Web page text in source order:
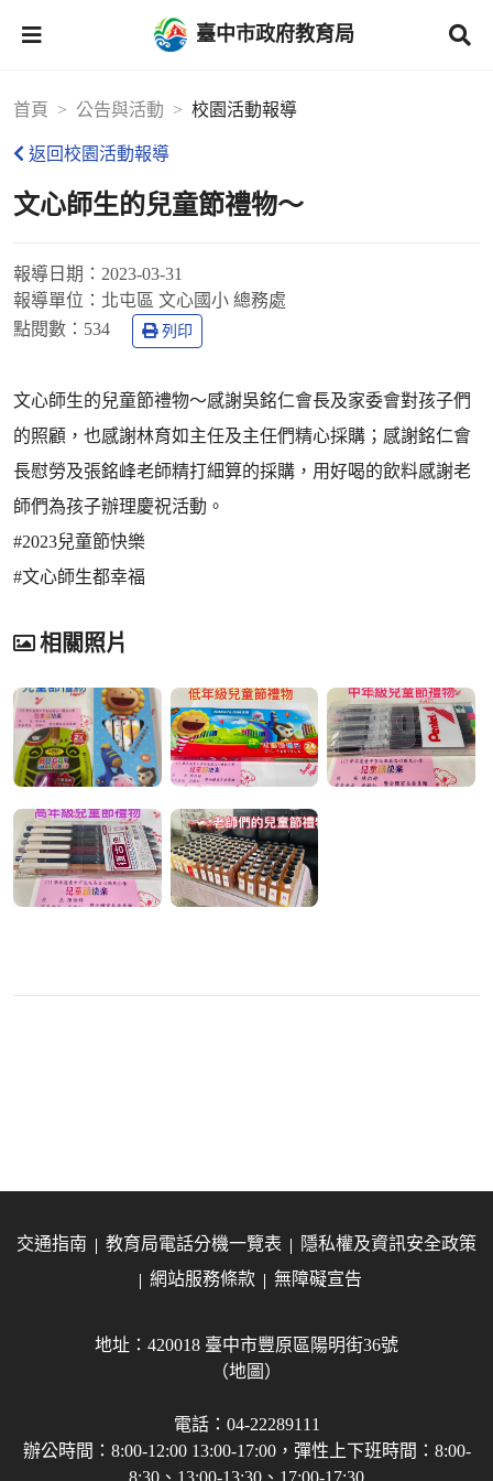
臺中市政府教育局
首頁 公告與活動 校園活動報導
返回校園活動報導
文心師生的兒童節禮物～
報導日期： 2023-03-31
報導單位： 北屯區 文心國小 總務處
點閱數： 534 列印
文心師生的兒童節禮物～感謝吳銘仁會長及家委會對孩子們
的照顧，也感謝林育如主任及主任們精心採購；感謝銘仁會
長慰勞及張銘峰老師精打細算的採購，用好喝的飲料感謝老
師們為孩子辦理慶祝活動。
#2023兒童節快樂
#文心師生都幸福
相關照片
交通指南 教育局電話分機一覽表
隱私權及資訊安全政策
網站服務條款
無障礙宣告
地址：420018 臺中市豐原區陽明街36號
（地圖）
電話：04-22289111
辦公時間：8:00-12:00 13:00-17:00，彈性上下班時間：8:00-